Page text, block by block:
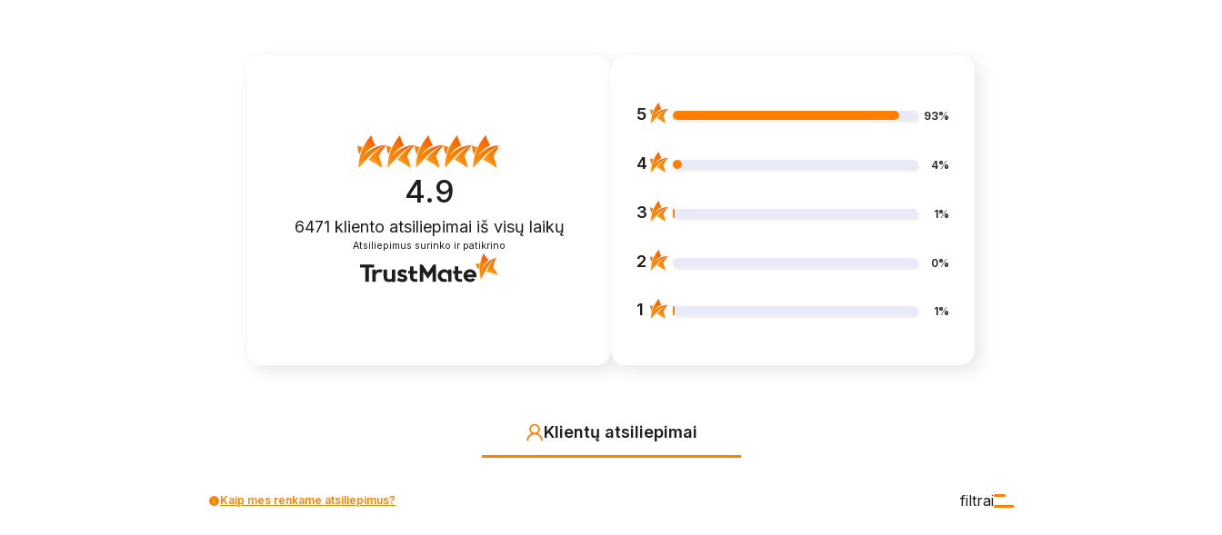
4.9
6471 kliento atsiliepimai iš visų laikų
Atsiliepimus surinko ir patikrino
5 93%
4 4%
3 1%
2 0%
1 1%
Klientų atsiliepimai
filtrai
Kaip mes renkame atsiliepimus?